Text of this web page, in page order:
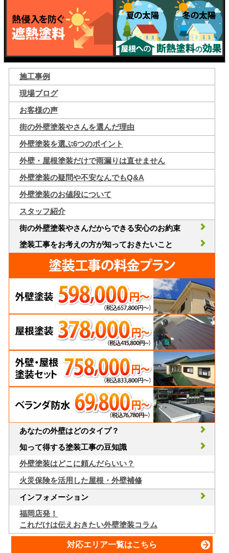
施工事例
現場ブログ
お客様の声
街の外壁塗装やさんを選んだ理由
外壁塗装を選ぶ6つのポイント
外壁・屋根塗装だけで雨漏りは直せません
外壁塗装の疑問や不安なんでもQ&A
外壁塗装のお値段について
スタッフ紹介
街の外壁塗装やさんだからできる安心のお約束
塗装工事をお考えの方が知っておきたいこと
あなたの外壁はどのタイプ？
知って得する塗装工事の豆知識
外壁塗装はどこに頼んだらいい？
火災保険を活用した屋根・外壁補修
インフォメーション
福岡店発！
これだけは伝えおきたい外壁塗装コラム
対応エリア一覧はこちら